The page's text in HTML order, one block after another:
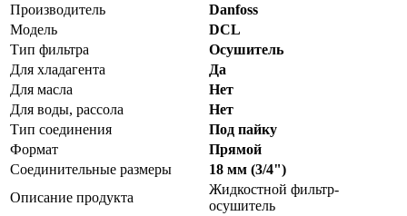
Производитель
Danfoss
Модель
DCL
Тип фильтра
Осушитель
Для хладагента
Да
Для масла
Нет
Для воды, рассола
Нет
Тип соединения
Под пайку
Формат
Прямой
Соединительные размеры
18 мм (3/4")
Описание продукта
Жидкостной фильтр-
осушитель